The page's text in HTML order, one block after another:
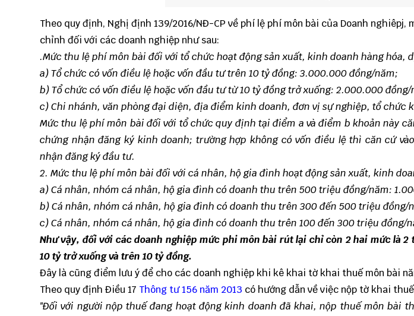
Theo quy định, Nghị định 139/2016/NĐ-CP về phí lệ phí môn bài của Doanh
chỉnh đối với các doanh nghiệp như sau:
.Mức thu lệ phí môn bài đối với tổ chức hoạt động sản xuất, kinh doanh hàng hóa,
a) Tổ chức có vốn điều lệ hoặc vốn đầu tư trên 10 tỷ đồng: 3.000.000 đồng/năm;
b) Tổ chức có vốn điều lệ hoặc vốn đầu tư từ 10 tỷ đồng trở xuống: 2.000.000 đồng/
c) Chi nhánh, văn phòng đại diện, địa điểm kinh doanh, đơn vị sự nghiệp, tổ chức
Mức thu lệ phí môn bài đối với tổ chức quy định tại điểm a và điểm b khoản này
chứng nhận đăng ký kinh doanh; trường hợp không có vốn điều lệ thì căn cứ
nhận đăng ký đầu tư.
2. Mức thu lệ phí môn bài đối với cá nhân, hộ gia đình hoạt động sản xuất, kinh
a) Cá nhân, nhóm cá nhân, hộ gia đình có doanh thu trên 500 triệu đồng/năm: 1
b) Cá nhân, nhóm cá nhân, hộ gia đình có doanh thu trên 300 đến 500 triệu đồng/
c) Cá nhân, nhóm cá nhân, hộ gia đình có doanh thu trên 100 đến 300 triệu đồng/
Như vậy, đối với các doanh nghiệp mức phi môn bài rút lại chỉ còn 2 hai mức là
10 tỷ trở xuống và trên 10 tỷ đồng.
Đây là cũng điểm lưu ý để cho các doanh nghiệp khi kê khai tờ khai thuế môn bài
Theo quy định Điều 17 Thông tư 156 năm 2013 có hướng dẫn về việc nộp tờ khai
"Đối với người nộp thuế đang hoạt động kinh doanh đã khai, nộp thuế môn bài